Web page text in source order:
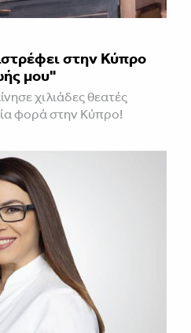
στην Κύπρο
μου"
χιλιάδες θεατές
φορά στην Κύπρο!